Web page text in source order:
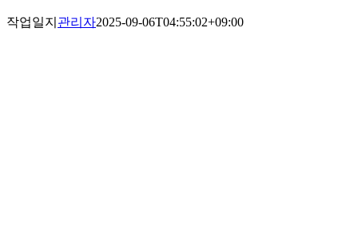
작업일지 관리자2025-09-06T04:55:02+09:00